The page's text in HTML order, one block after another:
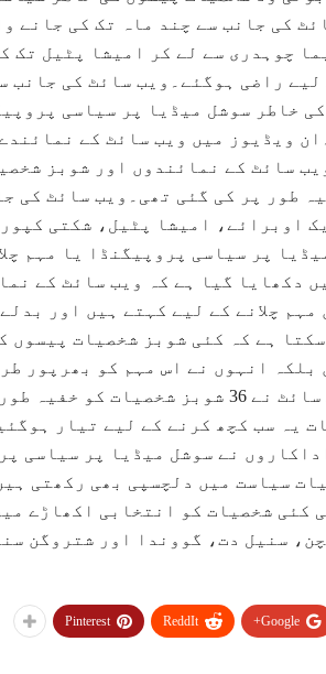
کی جانب سے چند ماہ تک کی جانے
چوہدری سے لے کر امیشا پٹیل تک
راضی ہوگئے۔ویب سائٹ کی جانب
خاطر سوشل میڈیا پر سیاسی
ویڈیوز میں ویب سائٹ کے
سائٹ کے نمائندوں اور شوبز
طور پر کی گئی تھی۔ویب سائٹ کی
اوبرائے، امیشا پٹیل، شکتی
پر سیاسی پروپیگنڈا یا مہم
دکھایا گیا ہے کہ ویب سائٹ کے
چلانے کے لیے کہتے ہیں اور
ہے کہ کئی شوبز شخصیات پیسوں
بلکہ انہوں نے اس مہم کو بھرپور
بھی پیش کیے۔مجموعی طور پر ویب سائٹ نے 36
یہ سب کچھ کرنے کے لیے تیار
نے سوشل میڈیا پر سیاسی
سیاست میں دلچسپی بھی رکھتی
کئی شخصیات کو انتخابی اکھاڑے
سنیل دت، گووندا اور شتروگن
Google+
ReddIt
Pinterest